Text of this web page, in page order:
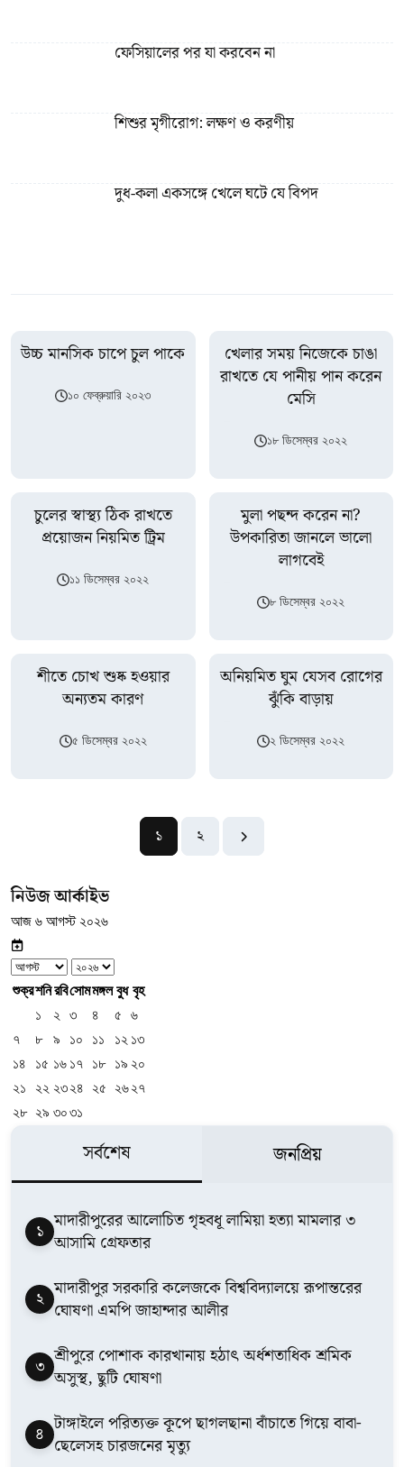
ফেসিয়ালের পর যা করবেন না
শিশুর মৃগীরোগ: লক্ষণ ও করণীয়
দুধ-কলা একসঙ্গে খেলে ঘটে যে বিপদ
উচ্চ মানসিক চাপে চুল পাকে
১০ ফেব্রুয়ারি ২০২৩
খেলার সময় নিজেকে চাঙা
রাখতে যে পানীয় পান করেন
মেসি
১৮ ডিসেম্বর ২০২২
চুলের স্বাস্থ্য ঠিক রাখতে
প্রয়োজন নিয়মিত ট্রিম
১১ ডিসেম্বর ২০২২
মুলা পছন্দ করেন না?
উপকারিতা জানলে ভালো
লাগবেই
৮ ডিসেম্বর ২০২২
শীতে চোখ শুষ্ক হওয়ার
অন্যতম কারণ
৫ ডিসেম্বর ২০২২
অনিয়মিত ঘুম যেসব রোগের
ঝুঁকি বাড়ায়
২ ডিসেম্বর ২০২২
১ ২
নিউজ আর্কাইভ
আজ ৬ আগস্ট ২০২৬
শুক্রশনিরবিসোমমঙ্গল বুধ বৃহ
১
২ ৩ ৪ ৫
৬
৭
৮ ৯ ১০ ১১ ১২ ১৩
১৪
১৫ ১৬ ১৭ ১৮ ১৯ ২০
২১
২২ ২৩২৪ ২৫ ২৬২৭
২৮ ২৯ ৩০৩১
সর্বশেষ জনপ্রিয়
১ মাদারীপুরের আলোচিত গৃহবধূ লামিয়া হত্যা মামলার ৩
আসামি গ্রেফতার
২ মাদারীপুর সরকারি কলেজকে বিশ্ববিদ্যালয়ে রূপান্তরের
ঘোষণা এমপি জাহান্দার আলীর
৩ শ্রীপুরে পোশাক কারখানায় হঠাৎ অর্ধশতাধিক শ্রমিক
অসুস্থ, ছুটি ঘোষণা
৪ টাঙ্গাইলে পরিত্যক্ত কূপে ছাগলছানা বাঁচাতে গিয়ে বাবা-
ছেলেসহ চারজনের মৃত্যু